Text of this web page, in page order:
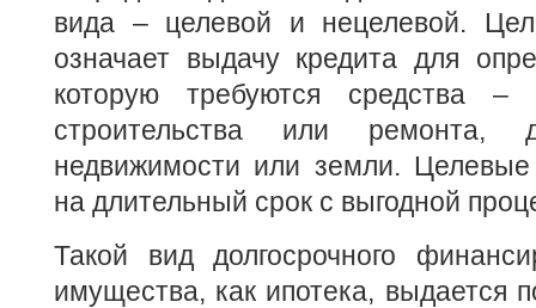
вида – целевой и нецелевой.
означает выдачу кредита для
которую требуются средства
строительства или ремонта,
недвижимости или земли.
на длительный срок с выгодной
Такой вид долгосрочного
имущества, как ипотека, выдается